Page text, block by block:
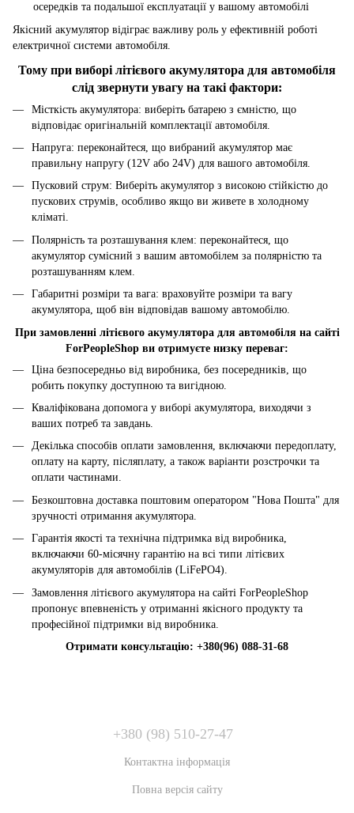
осередків та подальшої експлуатації у вашому автомобілі
Якісний акумулятор відіграє важливу роль у ефективній роботі
електричної системи автомобіля.
Тому при виборі літієвого акумулятора для автомобіля
слід звернути увагу на такі фактори:
Місткість акумулятора: виберіть батарею з ємністю, що
відповідає оригінальній комплектації автомобіля.
Напруга: переконайтеся, що вибраний акумулятор має
правильну напругу (12V або 24V) для вашого автомобіля.
Пусковий струм: Виберіть акумулятор з високою стійкістю до
пускових струмів, особливо якщо ви живете в холодному
кліматі.
Полярність та розташування клем: переконайтеся, що
акумулятор сумісний з вашим автомобілем за полярністю та
розташуванням клем.
Габаритні розміри та вага: враховуйте розміри та вагу
акумулятора, щоб він відповідав вашому автомобілю.
При замовленні літієвого акумулятора для автомобіля на сайті
ForPeopleShop ви отримуєте низку переваг:
Ціна безпосередньо від виробника, без посередників, що
робить покупку доступною та вигідною.
Кваліфікована допомога у виборі акумулятора, виходячи з
ваших потреб та завдань.
Декілька способів оплати замовлення, включаючи передоплату,
оплату на карту, післяплату, а також варіанти розстрочки та
оплати частинами.
Безкоштовна доставка поштовим оператором "Нова Пошта" для
зручності отримання акумулятора.
Гарантія якості та технічна підтримка від виробника,
включаючи 60-місячну гарантію на всі типи літієвих
акумуляторів для автомобілів (LiFePO4).
Замовлення літієвого акумулятора на сайті ForPeopleShop
пропонує впевненість у отриманні якісного продукту та
професійної підтримки від виробника.
Отримати консультацію: +380(96) 088-31-68
+380 (98) 510-27-47
Контактна інформація
Повна версія сайту